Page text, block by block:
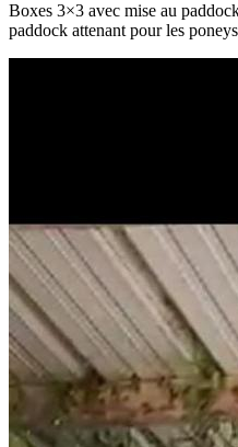
Boxes 3×3 avec mise au
paddock attenant pour les